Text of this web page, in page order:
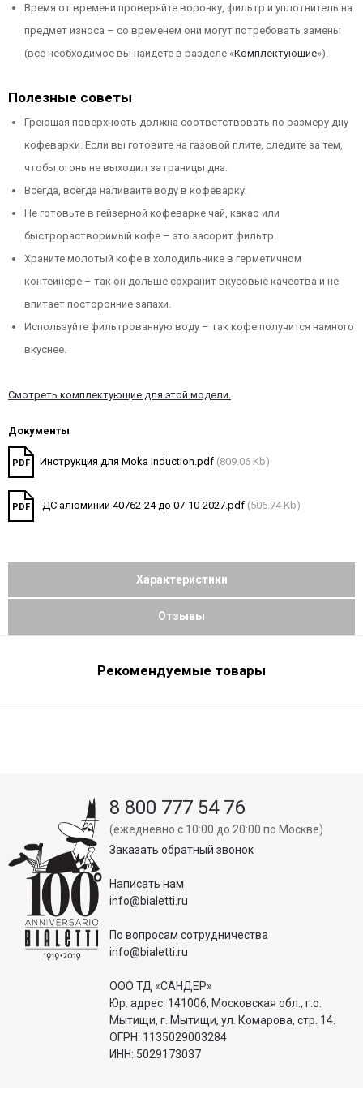
Время от времени проверяйте воронку, фильтр и уплотнитель на
предмет износа – со временем они могут потребовать замены
(всё необходимое вы найдёте в разделе «Комплектующие»).
Полезные советы
Греющая поверхность должна соответствовать по размеру дну
кофеварки. Если вы готовите на газовой плите, следите за тем,
чтобы огонь не выходил за границы дна.
Всегда, всегда наливайте воду в кофеварку.
Не готовьте в гейзерной кофеварке чай, какао или
быстрорастворимый кофе – это засорит фильтр.
Храните молотый кофе в холодильнике в герметичном
контейнере – так он дольше сохранит вкусовые качества и не
впитает посторонние запахи.
Используйте фильтрованную воду – так кофе получится намного
вкуснее.
Смотреть комплектующие для этой модели.
Документы
PDF Инструкция для Moka Induction.pdf (809.06 Kb)
PDF ДС алюминий 40762-24 до 07-10-2027.pdf (506.74 Kb)
Характеристики
Отзывы
Рекомендуемые товары
8 800 777 54 76
(ежедневно с 10:00 до 20:00 по Москве)
Заказать обратный звонок
Написать нам
info@bialetti.ru
По вопросам сотрудничества
info@bialetti.ru
ООО ТД «САНДЕР»
Юр. адрес: 141006, Московская обл., г.о.
Мытищи, г. Мытищи, ул. Комарова, стр. 14.
ОГРН: 1135029003284
ИНН: 5029173037